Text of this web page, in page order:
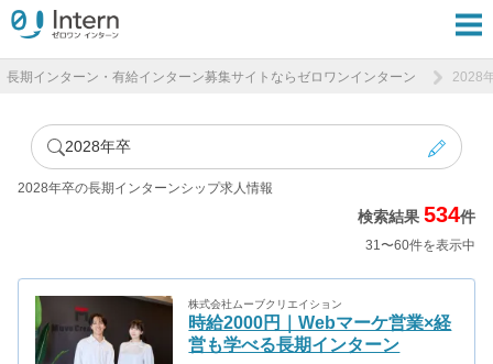
長期インターン・有給インターン募集サイトならゼロワンインターン 2028
2028年卒
2028年卒の長期インターンシップ求人情報
検索結果534件
31〜60件を表示中
株式会社ムーブクリエイション
時給2000円｜Webマーケ営業×経
営も学べる長期インターン